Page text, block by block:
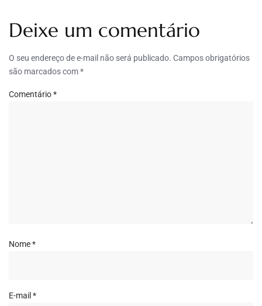
Deixe um comentário
O seu endereço de e-mail não será publicado. Campos obrigatórios
são marcados com*
Comentário*
Nome*
E-mail *